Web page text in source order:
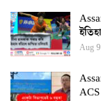
Aug
ACS